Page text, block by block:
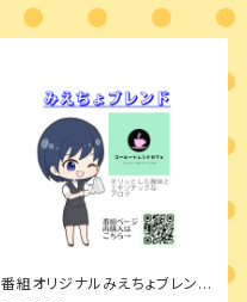
番組オリジナルみえちょブレンド